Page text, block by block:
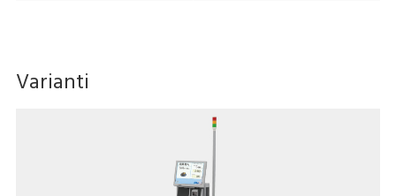
Varianti